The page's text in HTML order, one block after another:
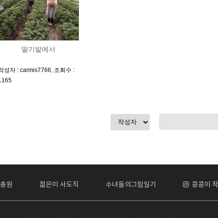
딸기밭에서
성자 : carmis7766, 조회수 :
원 젊은이 사도직 수녀들의그림일기 콩콩이